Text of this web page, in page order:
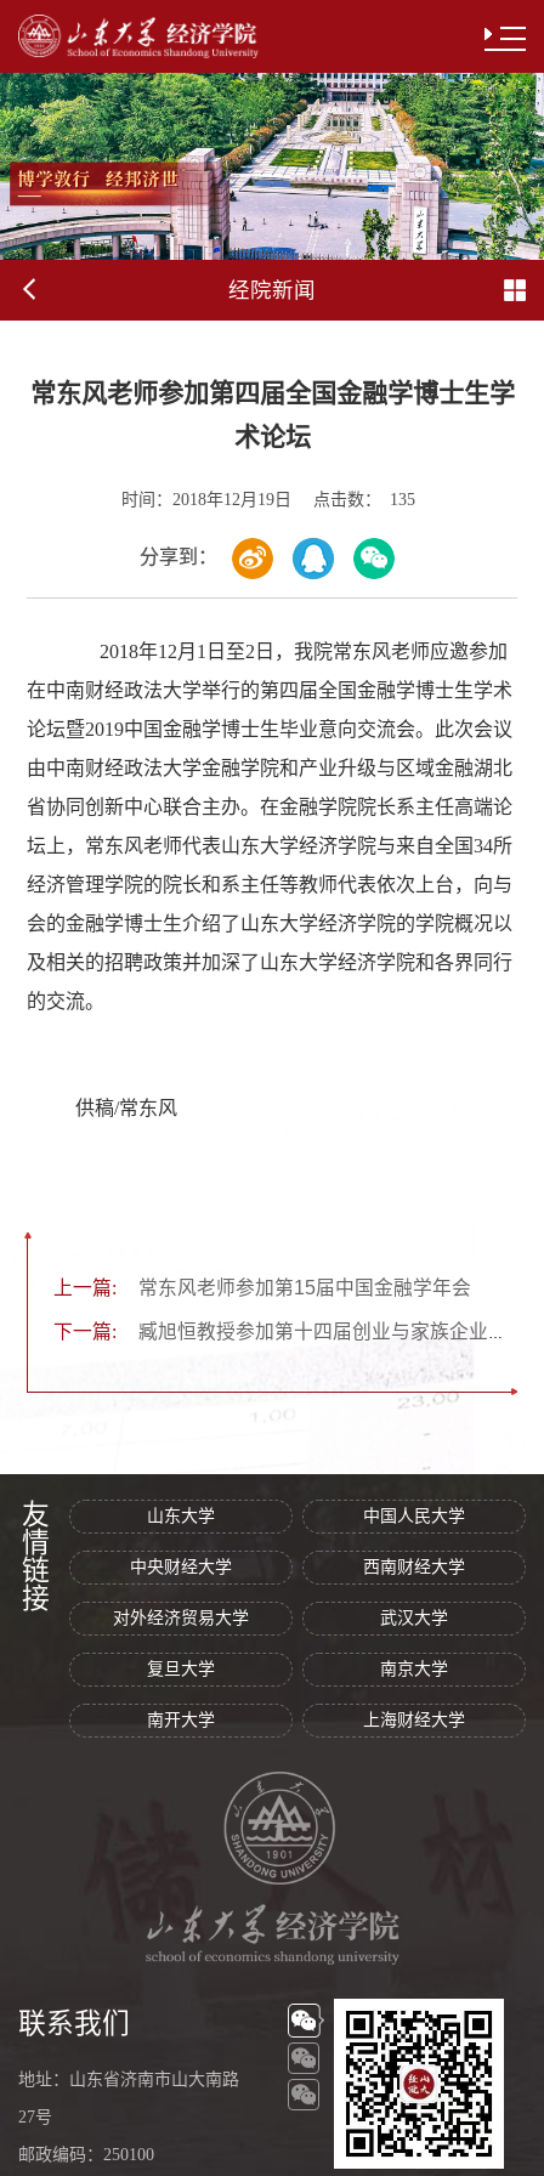
经院新闻
常东风老师参加第四届全国金融学博士生学
术论坛
时间： 2018年12月19日 点击数： 135
分享到：
2018年12月1日至2日，我院常东风老师应邀参加
在中南财经政法大学举行的第四届全国金融学博士生学术
论坛暨2019中国金融学博士生毕业意向交流会。此次会议
由中南财经政法大学金融学院和产业升级与区域金融湖北
省协同创新中心联合主办。在金融学院院长系主任高端论
坛上，常东风老师代表山东大学经济学院与来自全国34所
经济管理学院的院长和系主任等教师代表依次上台，向与
会的金融学博士生介绍了山东大学经济学院的学院概况以
及相关的招聘政策并加深了山东大学经济学院和各界同行
的交流。
供稿/常东风
上一篇: 常东风老师参加第15届中国金融学年会
下一篇: 臧旭恒教授参加第十四届创业与家族企业国际研讨会
友情链接 山东大学 中国人民大学
中央财经大学 西南财经大学
对外经济贸易大学 武汉大学
复旦大学 南京大学
南开大学 上海财经大学
联系我们
地址：山东省济南市山大南路
27号
邮政编码：250100